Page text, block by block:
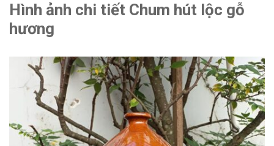
Hình ảnh chi tiết Chum hút lộc gỗ
hương